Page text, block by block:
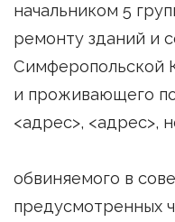
начальником 5
ремонту зданий и
Симферопольской
и проживающего
<адрес>, <адрес>,
обвиняемого в
предусмотренных